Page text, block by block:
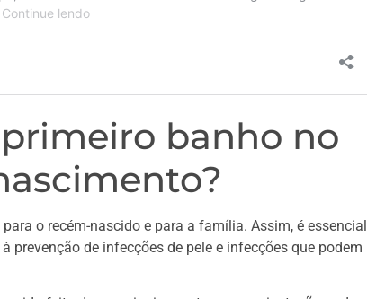
banho no
o recém-nascido e para a família. Assim, é essencial
prevenção de infecções de pele e infecções que podem